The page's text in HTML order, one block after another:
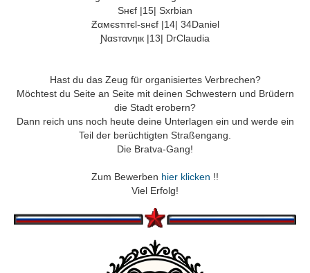
Sнєf |15| Sxrbian
ƵαмєѕтιтєƖ-ѕнєf |14| 34Daniel
Ɲαѕтανηιк |13| DrClaudia
Hast du das Zeug für organisiertes Verbrechen?
Möchtest du Seite an Seite mit deinen Schwestern und Brüdern
die Stadt erobern?
Dann reich uns noch heute deine Unterlagen ein und werde ein
Teil der berüchtigten Straßengang.
Die Bratva-Gang!
Zum Bewerben hier klicken !!
Viel Erfolg!